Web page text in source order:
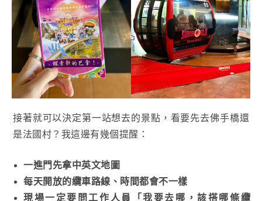
接著就可以決定第一站想去的景點，看要先去佛手橋還
是法國村？我這邊有幾個提醒：
一進門先拿中英文地圖
每天開放的纜車路線、時間都會不一樣
現場一定要問工作人員「我要去哪，該搭哪條纜